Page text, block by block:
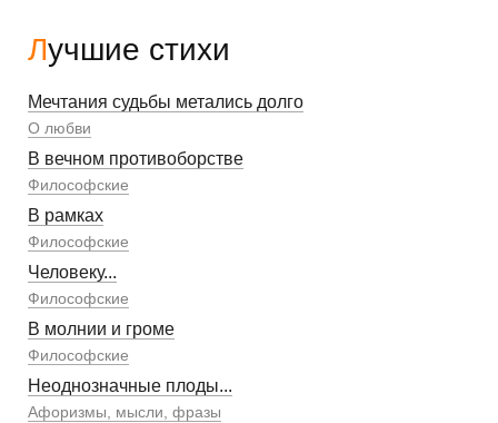
Лучшие стихи
Мечтания судьбы метались долго
О любви
В вечном противоборстве
Философские
В рамках
Философские
Человеку...
Философские
В молнии и громе
Философские
Неоднозначные плоды...
Афоризмы, мысли, фразы